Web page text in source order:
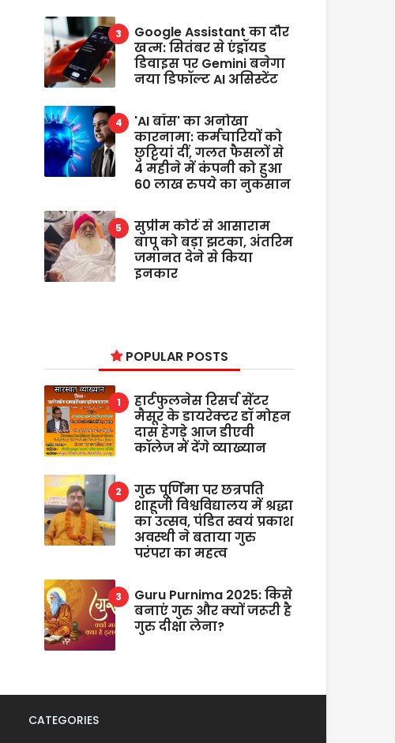
Google Assistant का दौर
खत्म: सितंबर से एंड्रॉयड
डिवाइस पर Gemini बनेगा
नया डिफॉल्ट AI असिस्टेंट
'AI बॉस' का अनोखा
कारनामा: कर्मचारियों को
छुट्टियां दीं, गलत फैसलों से
4 महीने में कंपनी को हुआ
60 लाख रुपये का नुकसान
सुप्रीम कोर्ट से आसाराम
बापू को बड़ा झटका, अंतरिम
जमानत देने से किया
इनकार
POPULAR POSTS
हार्टफुलनेस रिसर्च सेंटर
मैसूर के डायरेक्टर डॉ मोहन
दास हेगड़े आज डीएवी
कॉलेज में देंगे व्याख्यान
गुरु पूर्णिमा पर छत्रपति
शाहूजी विश्वविद्यालय में श्रद्धा
का उत्सव, पंडित स्वयं प्रकाश
अवस्थी ने बताया गुरु
परंपरा का महत्व
Guru Purnima 2025: किसे
बनाएं गुरु और क्यों जरूरी है
गुरु दीक्षा लेना?
CATEGORIES